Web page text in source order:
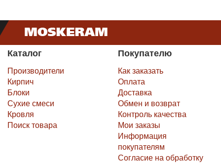
Каталог
Производители
Кирпич
Блоки
Сухие смеси
Кровля
Поиск товара
Покупателю
Как заказать
Оплата
Доставка
Обмен и возврат
Контроль качества
Мои заказы
Информация
покупателям
Согласие на обработку